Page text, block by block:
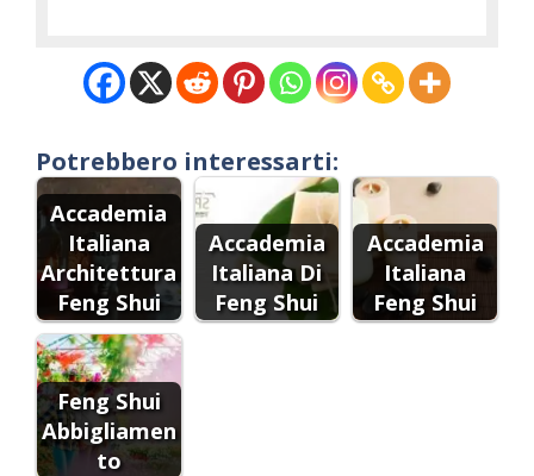
Potrebbero interessarti:
Accademia
Italiana
Architettura
Feng Shui
Accademia
Italiana Di
Feng Shui
Accademia
Italiana
Feng Shui
Feng Shui
Abbigliamen
to